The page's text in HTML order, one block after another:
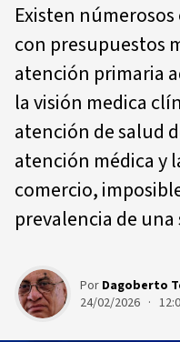
Existen
con presupuestos
atención primaria
la visión medica
atención de salud
atención médica y
comercio,
prevalencia de
Por Dagoberto
24/02/2026 ·